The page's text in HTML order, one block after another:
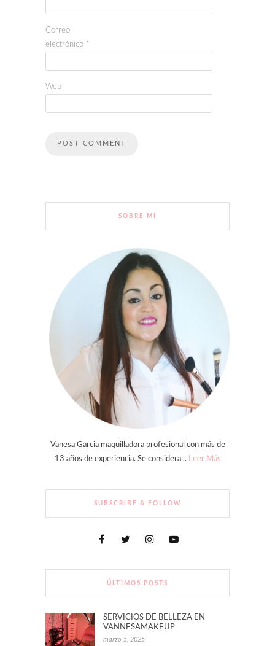
Correo
electrónico *
Web
SOBRE MI
Vanesa Garcia maquilladora profesional con más de
13 años de experiencia. Se considera... Leer Más
SUBSCRIBE & FOLLOW
ÚLTIMOS POSTS
SERVICIOS DE BELLEZA EN
VANNESAMAKEUP
marzo 5, 2025